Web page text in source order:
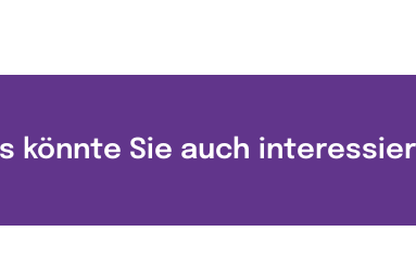
könnte Sie auch